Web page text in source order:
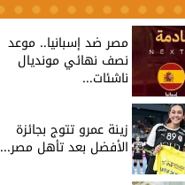
مصر ضد إسبانيا.. موعد
نصف نهائي مونديال
ناشئات...
زينة عمرو تتوج بجائزة
الأفضل بعد تأهل مصر...